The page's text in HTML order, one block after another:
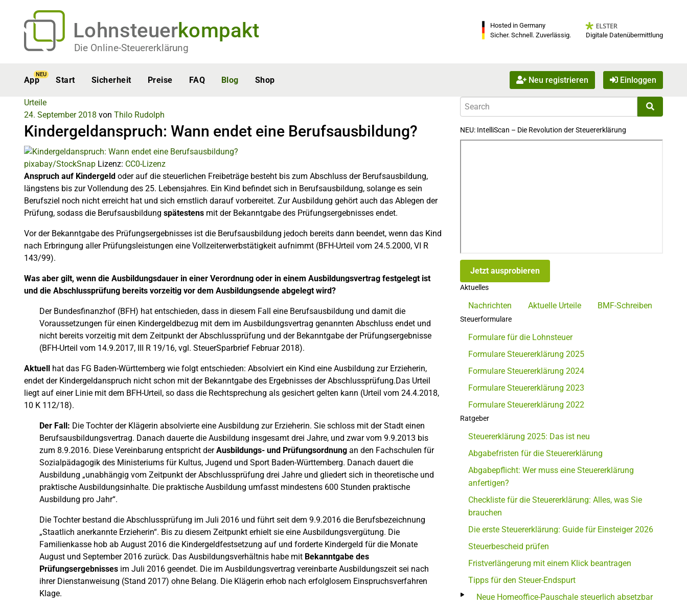
Lohnsteuerkompakt
Die Online-Steuererklärung
Hosted in Germany
Sicher. Schnell. Zuverlässig.
Digitale Datenübermittlung
App
NEU
Start Sicherheit Preise FAQ Blog Shop Neu registrieren Einloggen
Urteile
24. September 2018 von Thilo Rudolph
Kindergeldanspruch: Wann endet eine Berufsausbildung?
pixabay/StockSnap Lizenz: CC0-Lizenz
Anspruch auf Kindergeld oder auf die steuerlichen Freibeträge besteht bis zum Abschluss der Berufsausbildung,
längstens bis zur Vollendung des 25. Lebensjahres. Ein Kind befindet sich in Berufsausbildung, solange es sein
Berufsziel noch nicht erreicht hat und sich ernstlich darauf vorbereitet. Zur Ausbildung gehört auch das Ablegen der
Prüfung, sodass die Berufsausbildung spätestens mit der Bekanntgabe des Prüfungsergebnisses endet.
Vor der Bekanntgabe des Prüfungsergebnisses ist die Berufsausbildung jedoch bereits dann beendet, wenn das Kind
nach Erbringung aller Prüfungsleistungen eine Vollzeiterwerbstätigkeit aufnimmt (BFH-Urteil vom 24.5.2000, VI R
143/99).
Was aber gilt, wenn die Ausbildungsdauer in einer Verordnung oder in einem Ausbildungsvertrag festgelegt ist
und die Abschlussprüfung bereits vorzeitig vor dem Ausbildungsende abgelegt wird?
Der Bundesfinanzhof (BFH) hat entschieden, dass in diesem Fall eine Berufsausbildung und damit die
Voraussetzungen für einen Kindergeldbezug mit dem im Ausbildungsvertrag genannten Abschluss endet und
nicht bereits vorzeitig mit dem Zeitpunkt der Abschlussprüfung und der Bekanntgabe der Prüfungsergebnisse
(BFH-Urteil vom 14.9.2017, III R 19/16, vgl. SteuerSparbrief Februar 2018).
Aktuell hat das FG Baden-Württemberg wie folgt entschieden: Absolviert ein Kind eine Ausbildung zur Erzieherin,
endet der Kindergeldanspruch nicht schon mit der Bekanntgabe des Ergebnisses der Abschlussprüfung.Das Urteil
liegt auf einer Linie mit dem BFH-Urteil, so dass die Rechtsprechung als gesichert gelten kann (Urteil vom 24.4.2018,
10 K 112/18).
Der Fall: Die Tochter der Klägerin absolvierte eine Ausbildung zur Erzieherin. Sie schloss mit der Stadt einen
Berufsausbildungsvertrag. Danach dauerte die Ausbildung insgesamt drei Jahre, und zwar vom 9.9.2013 bis
zum 8.9.2016. Diese Vereinbarung entspricht derAusbildungs- und Prüfungsordnung an den Fachschulen für
Sozialpädagogik des Ministeriums für Kultus, Jugend und Sport Baden-Württemberg. Danach dauert die
Ausbildung „unabhängig vom Zeitpunkt der Abschlussprüfung drei Jahre und gliedert sich in theoretische und
praktische Ausbildungsinhalte. Die praktische Ausbildung umfasst mindestens 600 Stunden praktische
Ausbildung pro Jahr“.
Die Tochter bestand die Abschlussprüfung im Juli 2016 und führt seit dem 9.9.2016 die Berufsbezeichnung
„Staatlich anerkannte Erzieherin“. Bis zu diesem Zeitpunkt erhielt sie eine Ausbildungsvergütung. Die
Familienkasse hob ab August 2016 die Kindergeldfestsetzung auf und forderte Kindergeld für die Monate
August und September 2016 zurück. Das Ausbildungsverhältnis habe mit Bekanntgabe des
Prüfungsergebnisses im Juli 2016 geendet. Die im Ausbildungsvertrag vereinbarte Ausbildungszeit sei nach
ihrer Dienstanweisung (Stand 2017) ohne Belang. Die Klägerin erhob nach erfolglosem Einspruchsverfahren
Klage.
NEU: IntelliScan – Die Revolution der Steuererklärung
Jetzt ausprobieren
Aktuelles
Nachrichten Aktuelle Urteile BMF-Schreiben
Steuerformulare
Formulare für die Lohnsteuer
Formulare Steuererklärung 2025
Formulare Steuererklärung 2024
Formulare Steuererklärung 2023
Formulare Steuererklärung 2022
Ratgeber
Steuererklärung 2025: Das ist neu
Abgabefristen für die Steuererklärung
Abgabepflicht: Wer muss eine Steuererklärung
anfertigen?
Checkliste für die Steuererklärung: Alles, was Sie
brauchen
Die erste Steuererklärung: Guide für Einsteiger 2026
Steuerbescheid prüfen
Fristverlängerung mit einem Klick beantragen
Tipps für den Steuer-Endspurt
Neue Homeoffice-Pauschale steuerlich absetzbar